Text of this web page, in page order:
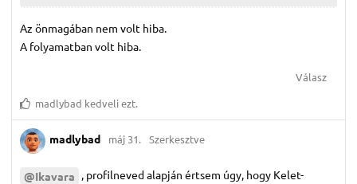
Az önmagában nem volt hiba.
A folyamatban volt hiba.
Válasz
madlybad kedveli ezt.
madlybad máj 31. Szerkesztve
@Ikavara , profilneved alapján értsem úgy, hogy Kelet-